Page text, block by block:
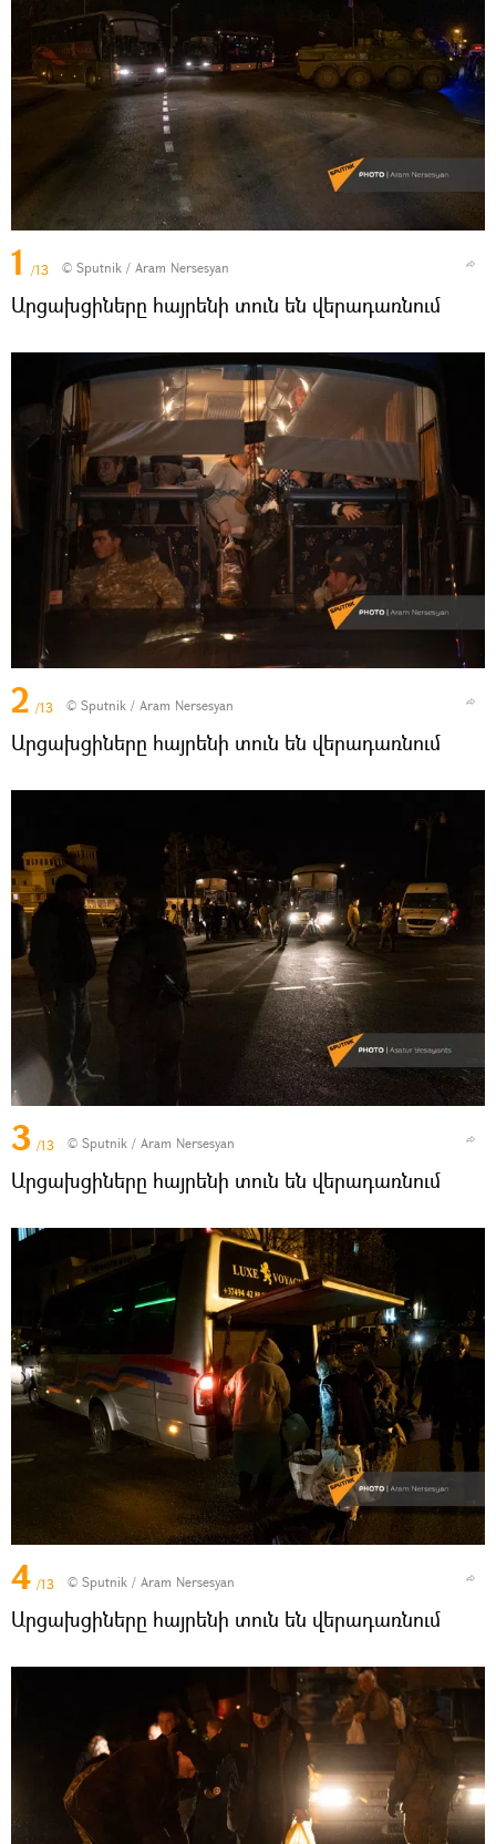
1 /13 © Sputnik / Aram Nersesyan
Արցախցիները հայրենի տուն են վերադառնում
2 /13 © Sputnik / Aram Nersesyan
Արցախցիները հայրենի տուն են վերադառնում
3 /13 © Sputnik / Aram Nersesyan
Արցախցիները հայրենի տուն են վերադառնում
4 /13 © Sputnik / Aram Nersesyan
Արցախցիները հայրենի տուն են վերադառնում